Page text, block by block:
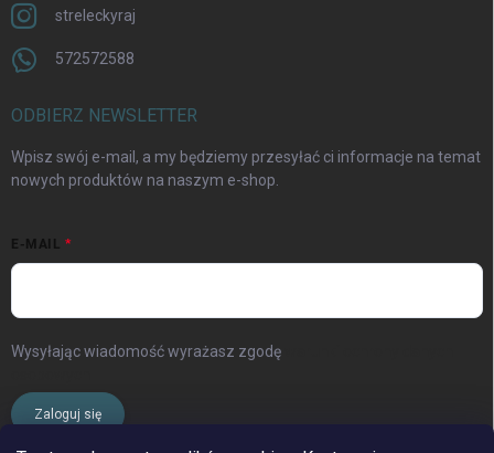
streleckyraj
572572588
ODBIERZ NEWSLETTER
Wpisz swój e-mail, a my będziemy przesyłać ci informacje na temat
nowych produktów na naszym e-shop.
E-MAIL
Wysyłając wiadomość wyrażasz zgodę
Zaloguj się